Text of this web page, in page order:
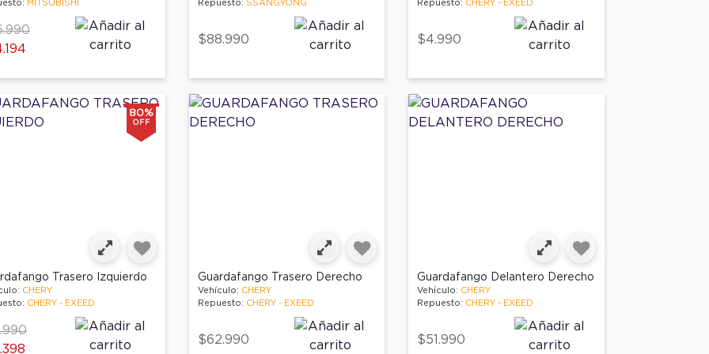
MITSUBISHI
reduced from
to
Repuesto: SSANGYONG
$88.990
Repuesto: CHERY - EXEED
$4.990
80%
OFF
Trasero Izquierdo
CHERY
CHERY - EXEED
reduced from
to
Guardafango Trasero Derecho
Vehículo: CHERY
Repuesto: CHERY - EXEED
$62.990
Guardafango Delantero Derecho
Vehículo: CHERY
Repuesto: CHERY - EXEED
$51.990